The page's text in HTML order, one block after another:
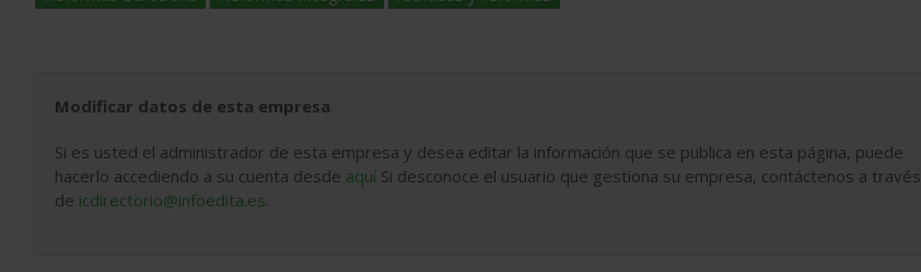
Modificar datos de esta empresa
Si es usted el administrador de esta empresa y desea editar la información que se publica en esta página, puede
hacerlo accediendo a su cuenta desde aquí Si desconoce el usuario que gestiona su empresa, contáctenos a través
de icdirectorio@infoedita.es.